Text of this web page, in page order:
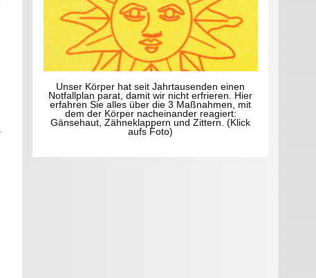
Unser Körper hat seit Jahrtausenden einen
Notfallplan parat, damit wir nicht erfrieren. Hier
erfahren Sie alles über die 3 Maßnahmen, mit
dem der Körper nacheinander reagiert:
Gänsehaut, Zähneklappern und Zittern. (Klick
aufs Foto)